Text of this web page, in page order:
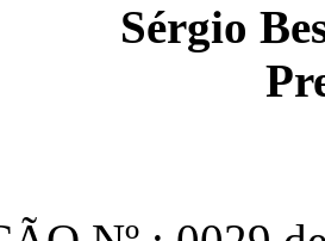
Sérgio